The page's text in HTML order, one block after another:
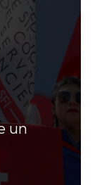
un